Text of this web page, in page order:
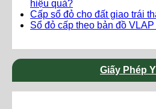
hiệu quả?
Cấp sổ đỏ cho đất giao trái
Sổ đỏ cấp theo bản đồ
Giấy Phép